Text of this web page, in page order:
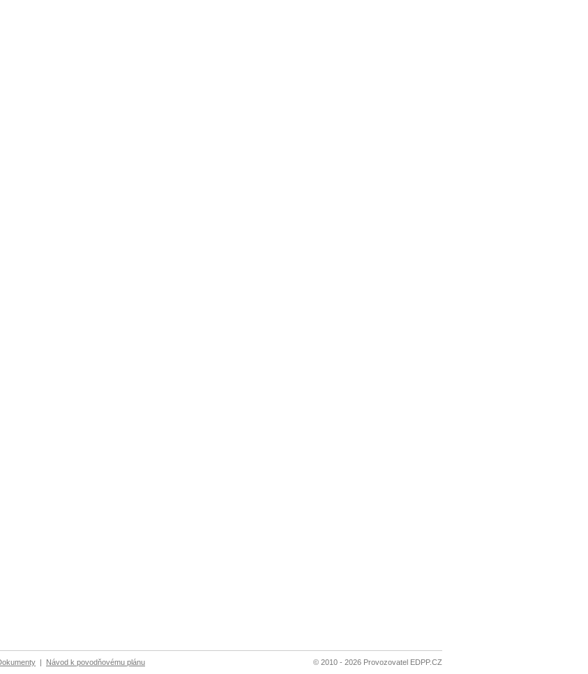
| Návod k povodňovému plánu © 2010 - 2026 Provozovatel EDPP.CZ